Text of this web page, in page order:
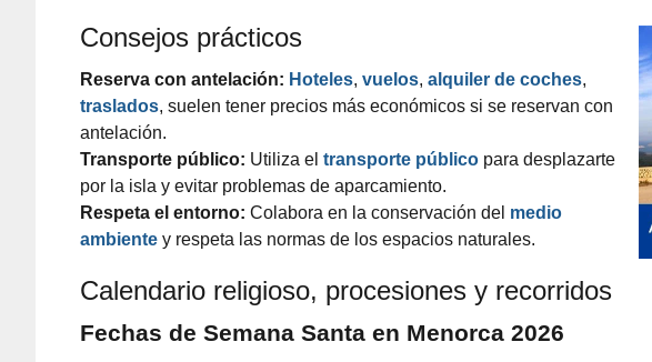
Consejos prácticos
Reserva con antelación: Hoteles, vuelos, alquiler de coches,
traslados, suelen tener precios más económicos si se reservan con
antelación.
Transporte público: Utiliza el transporte público para desplazarte
por la isla y evitar problemas de aparcamiento.
Respeta el entorno: Colabora en la conservación del medio
ambiente y respeta las normas de los espacios naturales.
Calendario religioso, procesiones y recorridos
Fechas de Semana Santa en Menorca 2026